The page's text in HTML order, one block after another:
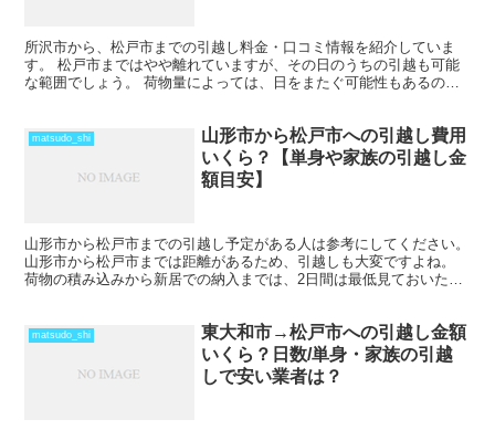
所沢市から、松戸市までの引越し料金・口コミ情報を紹介していま
す。 松戸市まではやや離れていますが、その日のうちの引越も可能
な範囲でしょう。 荷物量によっては、日をまたぐ可能性もあるの
matsudo_shi
山形市から松戸市への引越し費用
いくら？【単身や家族の引越し金
額目安】
山形市から松戸市までの引越し予定がある人は参考にしてください。
山形市から松戸市までは距離があるため、引越しも大変ですよね。
荷物の積み込みから新居での納入までは、2日間は最低見ておいた方
matsudo_shi
東大和市→松戸市への引越し金額
いくら？日数/単身・家族の引越
しで安い業者は？